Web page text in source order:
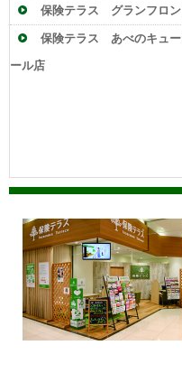
保険テラス グランフロ
阪店
保険テラス あべのキュ
ール店